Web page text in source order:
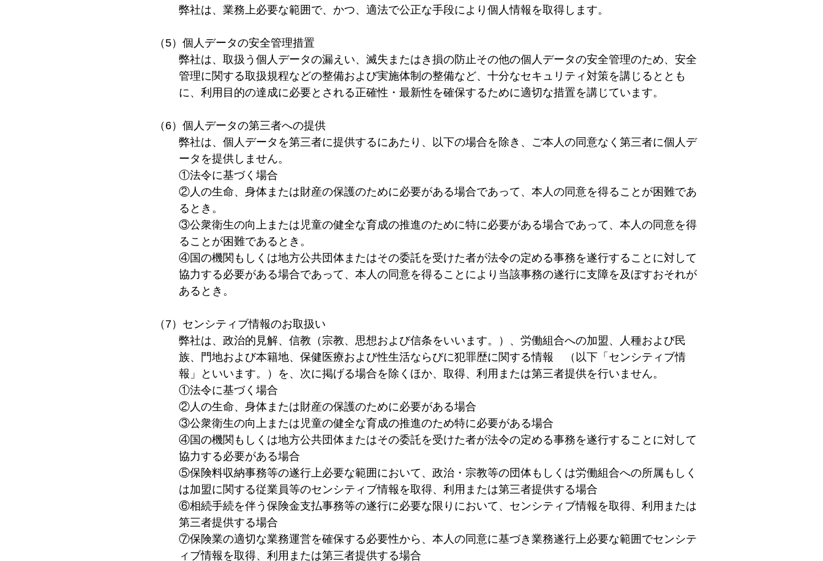
弊社は、業務上必要な範囲で、かつ、適法で公正な手段により個人情報を取得します。
（5）個人データの安全管理措置
弊社は、取扱う個人データの漏えい、滅失またはき損の防止その他の個人データの安全管理のため、安全
管理に関する取扱規程などの整備および実施体制の整備など、十分なセキュリティ対策を講じるととも
に、利用目的の達成に必要とされる正確性・最新性を確保するために適切な措置を講じています。
（6）個人データの第三者への提供
弊社は、個人データを第三者に提供するにあたり、以下の場合を除き、ご本人の同意なく第三者に個人デ
ータを提供しません。
①法令に基づく場合
②人の生命、身体または財産の保護のために必要がある場合であって、本人の同意を得ることが困難であ
るとき。
③公衆衛生の向上または児童の健全な育成の推進のために特に必要がある場合であって、本人の同意を得
ることが困難であるとき。
④国の機関もしくは地方公共団体またはその委託を受けた者が法令の定める事務を遂行することに対して
協力する必要がある場合であって、本人の同意を得ることにより当該事務の遂行に支障を及ぼすおそれが
あるとき。
（7）センシティブ情報のお取扱い
弊社は、政治的見解、信教（宗教、思想および信条をいいます。）、労働組合への加盟、人種および民
族、門地および本籍地、保健医療および性生活ならびに犯罪歴に関する情報 （以下「センシティブ情
報」といいます。）を、次に掲げる場合を除くほか、取得、利用または第三者提供を行いません。
①法令に基づく場合
②人の生命、身体または財産の保護のために必要がある場合
③公衆衛生の向上または児童の健全な育成の推進のため特に必要がある場合
④国の機関もしくは地方公共団体またはその委託を受けた者が法令の定める事務を遂行することに対して
協力する必要がある場合
⑤保険料収納事務等の遂行上必要な範囲において、政治・宗教等の団体もしくは労働組合への所属もしく
は加盟に関する従業員等のセンシティブ情報を取得、利用または第三者提供する場合
⑥相続手続を伴う保険金支払事務等の遂行に必要な限りにおいて、センシティブ情報を取得、利用または
第三者提供する場合
⑦保険業の適切な業務運営を確保する必要性から、本人の同意に基づき業務遂行上必要な範囲でセンシテ
ィブ情報を取得、利用または第三者提供する場合